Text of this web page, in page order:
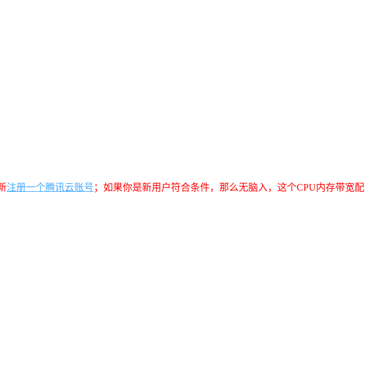
注册一个腾讯云账号 ；如果你是新用户符合条件，那么无脑入，这个CPU内存带宽配